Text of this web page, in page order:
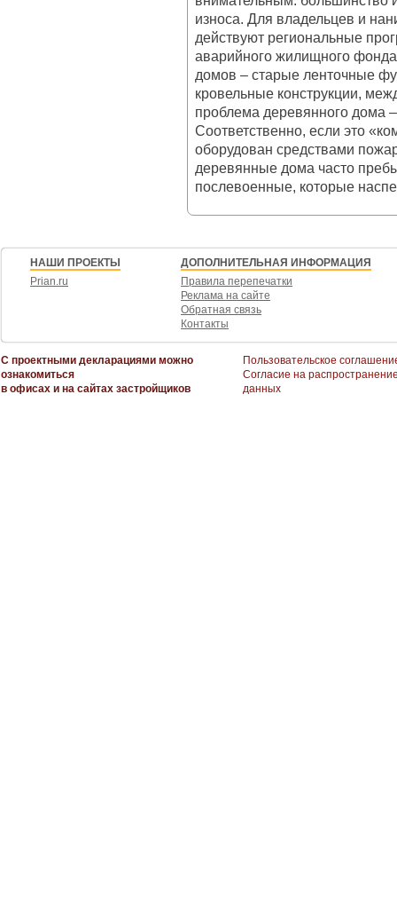
износа. Для владельцев и
действуют региональные
аварийного жилищного
домов – старые ленточные
кровельные конструкции,
проблема деревянного дома
Соответственно, если это
оборудован средствами
деревянные дома часто
послевоенные, которые
НАШИ ПРОЕКТЫ
Prian.ru
ДОПОЛНИТЕЛЬНАЯ ИНФОРМАЦИЯ
Правила перепечатки
Реклама на сайте
Обратная связь
Контакты
С проектными декларациями можно
ознакомиться
в офисах и на сайтах застройщиков
Пользовательское
Согласие на
данных